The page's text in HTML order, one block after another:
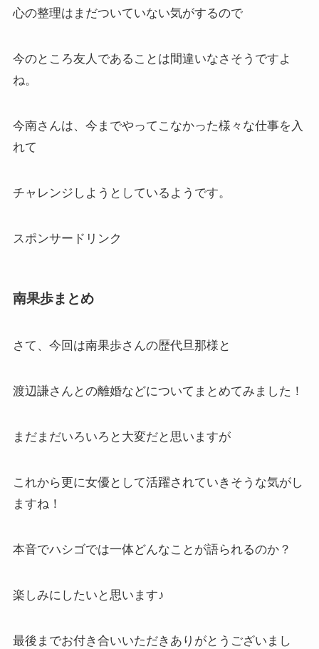
心の整理はまだついていない気がするので
今のところ友人であることは間違いなさそうですよ
ね。
今南さんは、今までやってこなかった様々な仕事を入
れて
チャレンジしようとしているようです。
スポンサードリンク
南果歩まとめ
さて、今回は南果歩さんの歴代旦那様と
渡辺謙さんとの離婚などについてまとめてみました！
まだまだいろいろと大変だと思いますが
これから更に女優として活躍されていきそうな気がし
ますね！
本音でハシゴでは一体どんなことが語られるのか？
楽しみにしたいと思います♪
最後までお付き合いいただきありがとうございまし